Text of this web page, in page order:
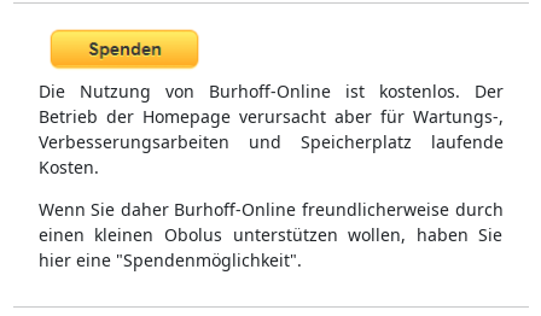
Die Nutzung von Burhoff-Online ist kostenlos. Der
Betrieb der Homepage verursacht aber für Wartungs-,
Verbesserungsarbeiten und Speicherplatz laufende
Kosten.
Wenn Sie daher Burhoff-Online freundlicherweise durch
einen kleinen Obolus unterstützen wollen, haben Sie
hier eine "Spendenmöglichkeit".